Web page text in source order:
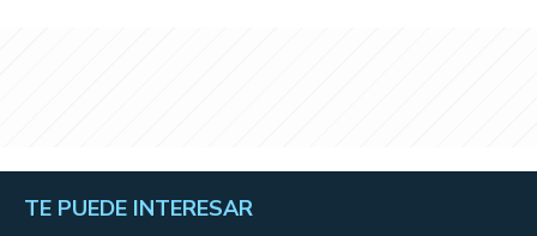
TE PUEDE INTERESAR